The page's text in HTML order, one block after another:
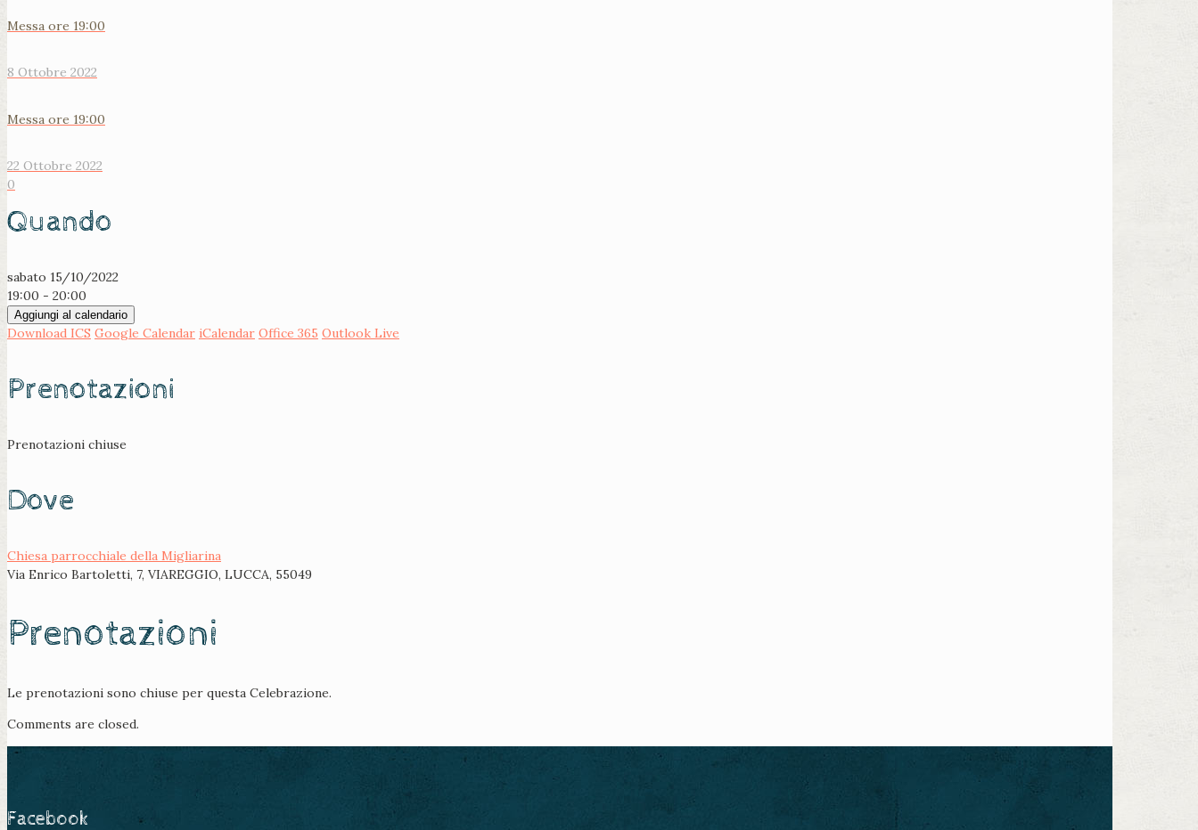
Messa ore 19:00
8 Ottobre 2022
Messa ore 19:00
22 Ottobre 2022
0
Quando
sabato 15/10/2022
19:00 - 20:00
Aggiungi al calendario
Download ICS Google Calendar iCalendar Office 365 Outlook Live
Prenotazioni
Prenotazioni chiuse
Dove
Chiesa parrocchiale della Migliarina
Via Enrico Bartoletti, 7, VIAREGGIO, LUCCA, 55049
Prenotazioni
Le prenotazioni sono chiuse per questa Celebrazione.
Comments are closed.
Facebook